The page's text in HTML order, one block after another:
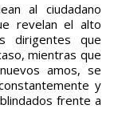
al ciudadano
revelan el alto
dirigentes que
mientras que
amos, se
y
frente a